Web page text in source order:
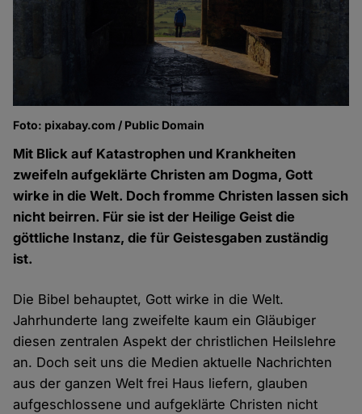
Foto: pixabay.com / Public Domain
Mit Blick auf Katastrophen und Krankheiten
zweifeln aufgeklärte Christen am Dogma, Gott
wirke in die Welt. Doch fromme Christen lassen sich
nicht beirren. Für sie ist der Heilige Geist die
göttliche Instanz, die für Geistesgaben zuständig
ist.
Die Bibel behauptet, Gott wirke in die Welt.
Jahrhunderte lang zweifelte kaum ein Gläubiger
diesen zentralen Aspekt der christlichen Heilslehre
an. Doch seit uns die Medien aktuelle Nachrichten
aus der ganzen Welt frei Haus liefern, glauben
aufgeschlossene und aufgeklärte Christen nicht